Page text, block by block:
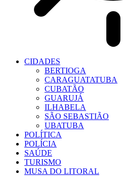
CIDADES
BERTIOGA
CARAGUATATUBA
CUBATÃO
GUARUJÁ
ILHABELA
SÃO SEBASTIÃO
UBATUBA
POLÍTICA
POLÍCIA
SAÚDE
TURISMO
MUSA DO LITORAL